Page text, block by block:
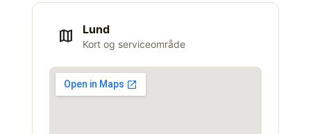
map Lund
Kort og serviceområde